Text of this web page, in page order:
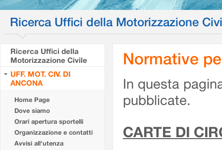
Ricerca Uffici della Motorizzazione
Ricerca Uffici della
Motorizzazione Civile
UFF. MOT. CIV. DI
ANCONA
Home Page
Dove siamo
Orari apertura sportelli
Organizzazione e contatti
Avvisi all'utenza
Normative
In questa
pubblicate.
CARTE DI